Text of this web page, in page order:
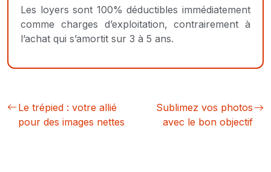
Les loyers sont 100% déductibles immédiatement
comme charges d’exploitation, contrairement à
l’achat qui s’amortit sur 3 à 5 ans.
Le trépied : votre allié
pour des images nettes
Sublimez vos photos
avec le bon objectif